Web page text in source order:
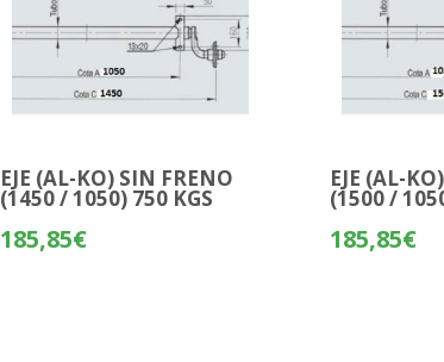
EJE (AL-KO) SIN FRENO
(1450 / 1050) 750 KGS
185,85€
EJE (AL-
(1500 /
185,85€